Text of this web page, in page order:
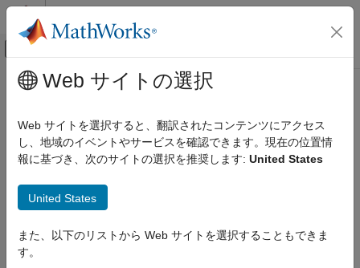
コンテンツへスキップ
オフキャンバス ナビゲーション メ
ドキュメンテーションのホーム
FPGA、ASIC、および SoC 開発
メインコンテンツ
Web サイトの選択
Web サイトを選択すると、翻訳されたコンテンツにアクセス
し、地域のイベントやサービスを確認できます。現在の位置情
報に基づき、次のサイトの選択を推奨します: United States
United States
また、以下のリストから Web サイトを選択することもできま
す。